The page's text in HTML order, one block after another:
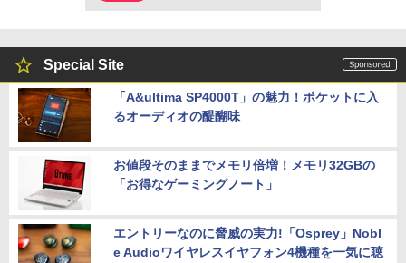
Special Site
「A&ultima SP4000T」の魅力！ポケットに入
るオーディオの醍醐味
お値段そのままでメモリ倍増！メモリ32GBの
「お得なゲーミングノート」
エントリーなのに脅威の実力!「Osprey」Nobl
e Audioワイヤレスイヤフォン4機種を一気に聴